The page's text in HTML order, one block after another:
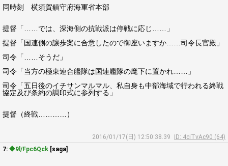
同時刻 横須賀鎮守府海軍省本部
提督「……では、深海側の抗戦派は停戦に応じ……」
提督「国連側の譲歩案に合意したので御座いますか……司令長官殿」
司令「……そうだ」
司令「当方の極東連合艦隊は国連艦隊の麾下に置かれ……」
司令「五日後のイチサンマルマル、私自身も中部海域で行われる終戦
協定及び条約の調印式に参列する」
提督（終戦…………）
2016/01/17(日) 12:50:38.39
ID: 4ciTvAc90 (64)
7: ◆9l/Fpc6Qck [saga]